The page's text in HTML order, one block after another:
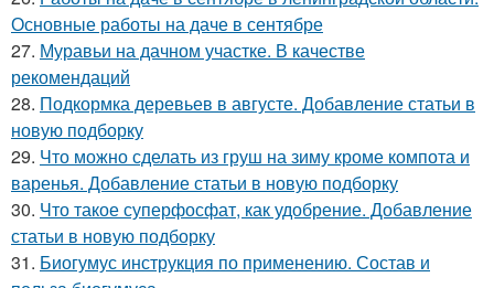
Основные работы на даче в сентябре
27. Муравьи на дачном участке. В качестве
рекомендаций
28. Подкормка деревьев в августе. Добавление статьи в
новую подборку
29. Что можно сделать из груш на зиму кроме компота и
варенья. Добавление статьи в новую подборку
30. Что такое суперфосфат, как удобрение. Добавление
статьи в новую подборку
31. Биогумус инструкция по применению. Состав и